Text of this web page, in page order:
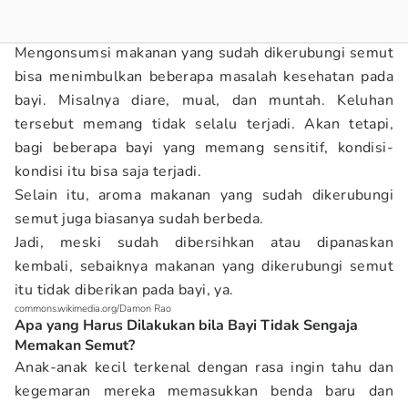
Mengonsumsi makanan yang sudah dikerubungi semut
bisa menimbulkan beberapa masalah kesehatan pada
bayi. Misalnya diare, mual, dan muntah. Keluhan
tersebut memang tidak selalu terjadi. Akan tetapi,
bagi beberapa bayi yang memang sensitif, kondisi-
kondisi itu bisa saja terjadi.
Selain itu, aroma makanan yang sudah dikerubungi
semut juga biasanya sudah berbeda.
Jadi, meski sudah dibersihkan atau dipanaskan
kembali, sebaiknya makanan yang dikerubungi semut
itu tidak diberikan pada bayi, ya.
commons.wikimedia.org/Damon Rao
Apa yang Harus Dilakukan bila Bayi Tidak Sengaja
Memakan Semut?
Anak-anak kecil terkenal dengan rasa ingin tahu dan
kegemaran mereka memasukkan benda baru dan